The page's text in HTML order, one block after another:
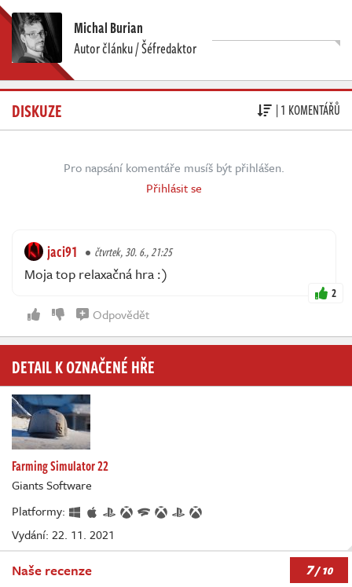
Michal Burian
Autor článku / Šéfredaktor
DISKUZE | 1 KOMENTÁŘŮ
Pro napsání komentáře musíš být přihlášen.
Přihlásit se
jaci91 čtvrtek, 30. 6., 21:25
Moja top relaxačná hra :)
2
Odpovědět
DETAIL K OZNAČENÉ HŘE
Farming Simulator 22
Giants Software
Platformy:
Vydání: 22. 11. 2021
Naše recenze 7/ 10